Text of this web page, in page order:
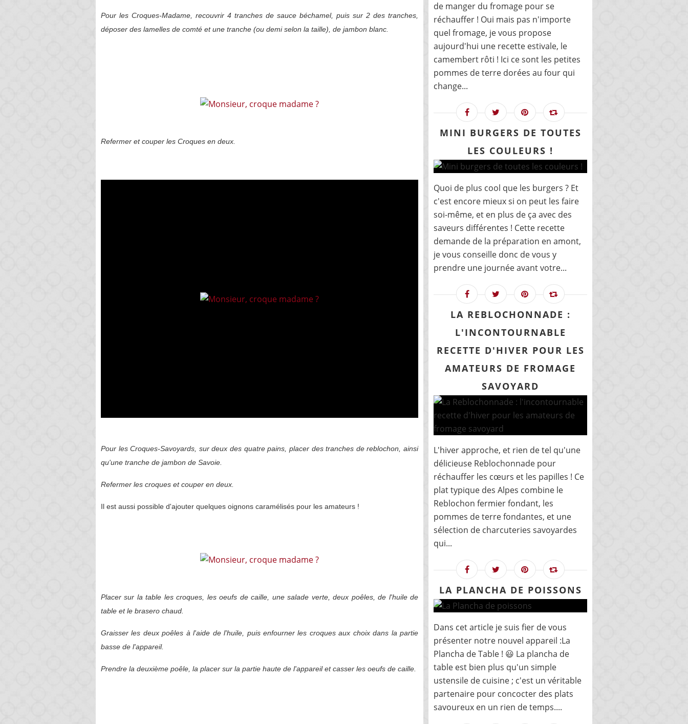
Pour les Croques-Madame, recouvrir 4 tranches de sauce béchamel, puis sur 2 des tranches,
déposer des lamelles de comté et une tranche (ou demi selon la taille), de jambon blanc.
Refermer et couper les Croques en deux.
Pour les Croques-Savoyards, sur deux des quatre pains, placer des tranches de reblochon, ainsi
qu'une tranche de jambon de Savoie.
Refermer les croques et couper en deux.
Il est aussi possible d'ajouter quelques oignons caramélisés pour les amateurs !
Placer sur la table les croques, les oeufs de caille, une salade verte, deux poêles, de l'huile de
table et le brasero chaud.
Graisser les deux poêles à l'aide de l'huile, puis enfourner les croques aux choix dans la partie
basse de l'appareil.
Prendre la deuxième poêle, la placer sur la partie haute de l'appareil et casser les oeufs de caille.
de manger du fromage pour se
réchauffer ! Oui mais pas n'importe
quel fromage, je vous propose
aujourd'hui une recette estivale, le
camembert rôti ! Ici ce sont les petites
pommes de terre dorées au four qui
change...
MINI BURGERS DE TOUTES
LES COULEURS !
Quoi de plus cool que les burgers ? Et
c'est encore mieux si on peut les faire
soi-même, et en plus de ça avec des
saveurs différentes ! Cette recette
demande de la préparation en amont,
je vous conseille donc de vous y
prendre une journée avant votre...
LA REBLOCHONNADE :
L'INCONTOURNABLE
RECETTE D'HIVER POUR LES
AMATEURS DE FROMAGE
SAVOYARD
L'hiver approche, et rien de tel qu'une
délicieuse Reblochonnade pour
réchauffer les cœurs et les papilles ! Ce
plat typique des Alpes combine le
Reblochon fermier fondant, les
pommes de terre fondantes, et une
sélection de charcuteries savoyardes
qui...
LA PLANCHA DE POISSONS
Dans cet article je suis fier de vous
présenter notre nouvel appareil :La
Plancha de Table ! 😃 La plancha de
table est bien plus qu'un simple
ustensile de cuisine ; c'est un véritable
partenaire pour concocter des plats
savoureux en un rien de temps....